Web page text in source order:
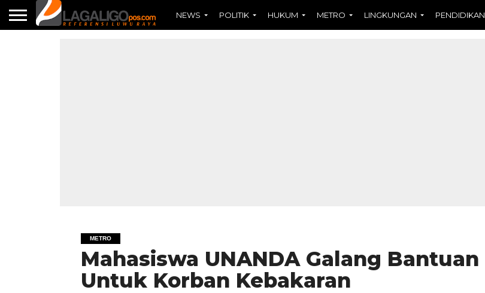
NEWS POLITIK HUKUM METRO LINGKUNGAN PENDIDIKAN
METRO
Mahasiswa UNANDA Galang Bantuan
Untuk Korban Kebakaran